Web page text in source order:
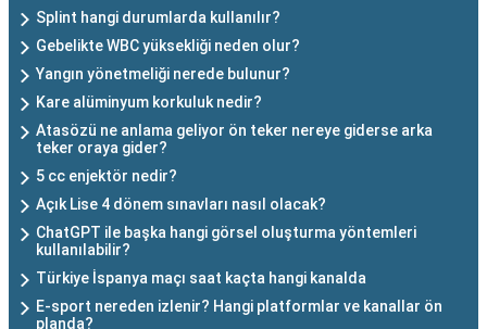
Splint hangi durumlarda kullanılır?
Gebelikte WBC yüksekliği neden olur?
Yangın yönetmeliği nerede bulunur?
Kare alüminyum korkuluk nedir?
Atasözü ne anlama geliyor ön teker nereye giderse arka
teker oraya gider?
5 cc enjektör nedir?
Açık Lise 4 dönem sınavları nasıl olacak?
ChatGPT ile başka hangi görsel oluşturma yöntemleri
kullanılabilir?
Türkiye İspanya maçı saat kaçta hangi kanalda
E-sport nereden izlenir? Hangi platformlar ve kanallar ön
planda?